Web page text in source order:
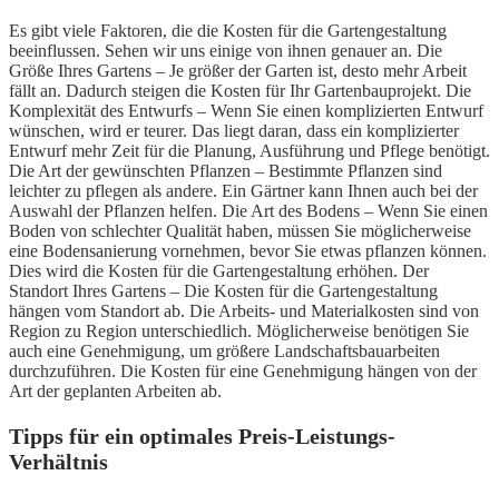
Es gibt viele Faktoren, die die Kosten für die Gartengestaltung
beeinflussen. Sehen wir uns einige von ihnen genauer an. Die
Größe Ihres Gartens – Je größer der Garten ist, desto mehr Arbeit
fällt an. Dadurch steigen die Kosten für Ihr Gartenbauprojekt. Die
Komplexität des Entwurfs – Wenn Sie einen komplizierten Entwurf
wünschen, wird er teurer. Das liegt daran, dass ein komplizierter
Entwurf mehr Zeit für die Planung, Ausführung und Pflege benötigt.
Die Art der gewünschten Pflanzen – Bestimmte Pflanzen sind
leichter zu pflegen als andere. Ein Gärtner kann Ihnen auch bei der
Auswahl der Pflanzen helfen. Die Art des Bodens – Wenn Sie einen
Boden von schlechter Qualität haben, müssen Sie möglicherweise
eine Bodensanierung vornehmen, bevor Sie etwas pflanzen können.
Dies wird die Kosten für die Gartengestaltung erhöhen. Der
Standort Ihres Gartens – Die Kosten für die Gartengestaltung
hängen vom Standort ab. Die Arbeits- und Materialkosten sind von
Region zu Region unterschiedlich. Möglicherweise benötigen Sie
auch eine Genehmigung, um größere Landschaftsbauarbeiten
durchzuführen. Die Kosten für eine Genehmigung hängen von der
Art der geplanten Arbeiten ab.
Tipps für ein optimales Preis-Leistungs-
Verhältnis